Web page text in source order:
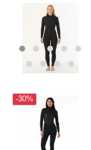
-30%